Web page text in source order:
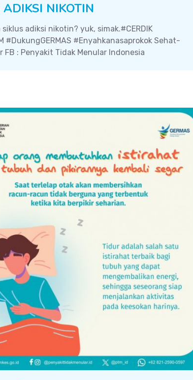
ADIKSI NIKOTIN
adiksi nikotin? yuk, simak.#CERDIK
#DukungGERMAS #Enyahkanasaprokok Sehat-
FB : Penyakit Tidak Menular Indonesia